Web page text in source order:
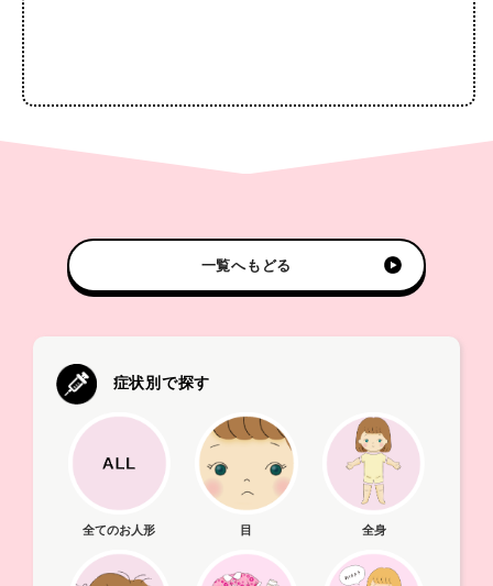
一覧へもどる
症状別で探す
全てのお人形 目 全身